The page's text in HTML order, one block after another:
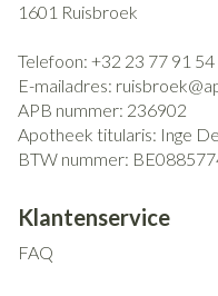
1601 Ruisbroek
Telefoon: +32 23 77 91 54
E-mailadres: ruisbroek@
APB nummer: 236902
Apotheek titularis: Inge
BTW nummer:
Klantenservice
FAQ